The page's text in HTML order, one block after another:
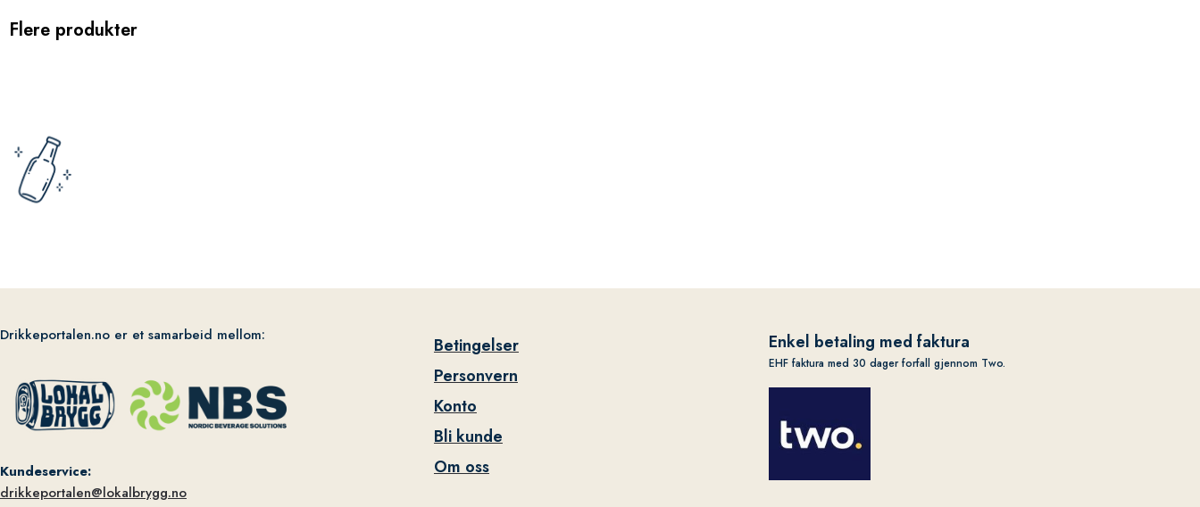
Flere produkter
Drikkeportalen.no er et samarbeid mellom:
Kundeservice:
drikkeportalen@lokalbrygg.no
Betingelser
Personvern
Konto
Bli kunde
Om oss
Enkel betaling med faktura
EHF faktura med 30 dager forfall gjennom Two.